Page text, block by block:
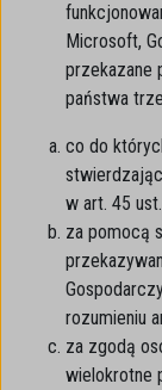
Microsoft,
przekazane
państwa
co do
w art. 45
za pomocą
rozumieniu
za zgodą
wielokrotne